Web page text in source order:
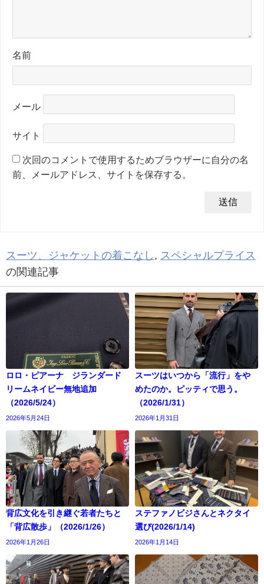
名前
メール
サイト
次回のコメントで使用するためブラウザーに自分の名
前、メールアドレス、サイトを保存する。
スーツ、ジャケットの着こなし , スペシャルプライス
の関連記事
ロロ・ピアーナ ジランダード
リームネイビー無地追加
（2026/5/24）
2026年5月24日
スーツはいつから「流行」をや
めたのか。ピッティで思う。
（2026/1/31）
2026年1月31日
背広文化を引き継ぐ若者たちと
「背広散歩」（2026/1/26）
2026年1月26日
ステファノビジさんとネクタイ
選び(2026/1/14)
2026年1月14日